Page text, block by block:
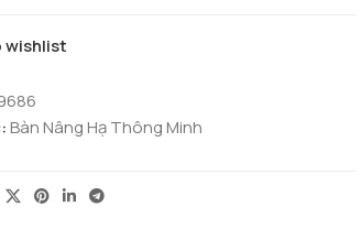
wishlist
Bàn Nâng Hạ Thông Minh